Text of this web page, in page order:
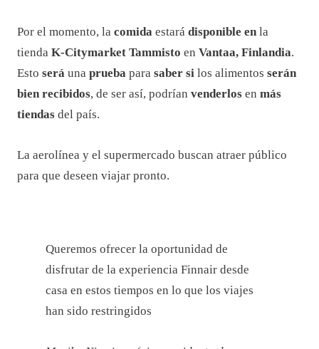
Por el momento, la comida estará disponible en la
tienda K-Citymarket Tammisto en Vantaa, Finlandia.
Esto será una prueba para saber si los alimentos serán
bien recibidos, de ser así, podrían venderlos en más
tiendas del país.
La aerolínea y el supermercado buscan atraer público
para que deseen viajar pronto.
Queremos ofrecer la oportunidad de
disfrutar de la experiencia Finnair desde
casa en estos tiempos en lo que los viajes
han sido restringidos